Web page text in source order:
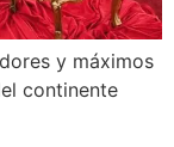
y máximos
continente